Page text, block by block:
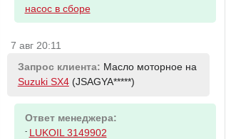
насос в сборе
7 авг 20:11
Запрос клиента: Масло моторное на
Suzuki SX4(JSAGYA*****)
Ответ менеджера:
- LUKOIL 3149902